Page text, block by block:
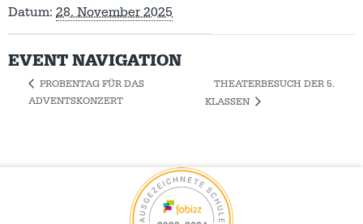
Datum: 28. November 2025
EVENT NAVIGATION
PROBENTAG FÜR DAS
ADVENTSKONZERT
THEATERBESUCH DER 5.
KLASSEN